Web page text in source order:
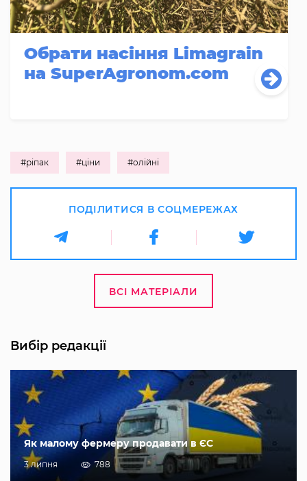
Обрати насіння Limagrain
на SuperAgronom.com
#ріпак #ціни #олійні
ПОДІЛИТИСЯ В СОЦМЕРЕЖАХ
ВСІ МАТЕРІАЛИ
Вибір редакції
Як малому фермеру продавати в ЄС
3 липня 788